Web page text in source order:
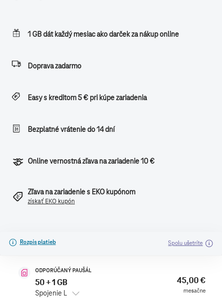
1 GB dát každý mesiac ako darček za nákup online
Doprava zadarmo
Easy s kreditom 5 € pri kúpe zariadenia
Bezplatné vrátenie do 14 dní
Online vernostná zľava na zariadenie 10 €
Zľava na zariadenie s EKO kupónom
získať EKO kupón
Rozpis platieb Spolu ušetríte
ODPORÚČANÝ PAUŠÁL
50 + 1 GB
Spojenie L
45,00 €
mesačne